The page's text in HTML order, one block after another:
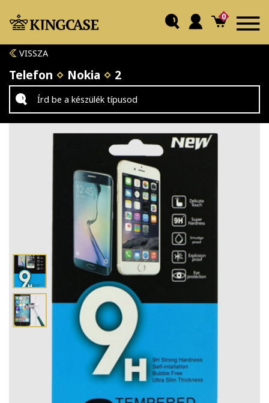
0
VISSZA
Telefon Nokia 2